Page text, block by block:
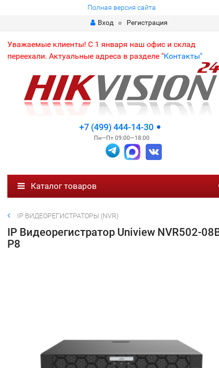
Полная версия сайта
Вход
Регистрация
Уважаемые клиенты! С 1 января наш офис и склад
переехали. Актуальные адреса в разделе "Контакты"
+7 (499) 444-14-30
Пн—Пт 09:00—18:00
Каталог товаров
IP ВИДЕОРЕГИСТРАТОРЫ (NVR)
IP Видеорегистратор Uniview NVR502-
P8